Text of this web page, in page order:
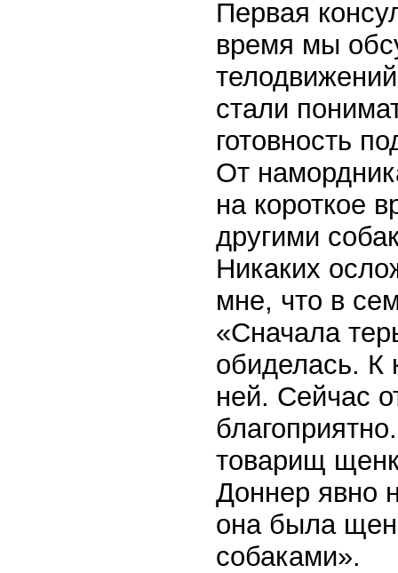
Первая
время мы
стали
готовность
От
на короткое
другими
Никаких
мне, что в
«Сначала
обиделась. К
ней. Сейчас
товарищ
Доннер явно
она была
собаками».